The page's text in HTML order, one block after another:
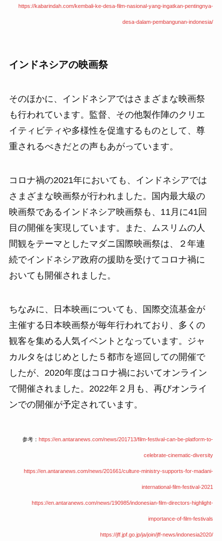
https://kabarindah.com/kembali-ke-desa-film-nasional-yang-ingatkan-pentingnya-
desa-dalam-pembangunan-indonesia/
インドネシアの映画祭
そのほかに、インドネシアではさまざまな映画祭
も行われています。監督、その他製作陣のクリエ
イティビティや多様性を促進するものとして、尊
重されるべきだとの声もあがっています。
コロナ禍の2021年においても、インドネシアでは
さまざまな映画祭が行われました。国内最大級の
映画祭であるインドネシア映画祭も、11月に41回
目の開催を実現しています。また、ムスリムの人
間観をテーマとしたマダニ国際映画祭は、２年連
続でインドネシア政府の援助を受けてコロナ禍に
おいても開催されました。
ちなみに、日本映画についても、国際交流基金が
主催する日本映画祭が毎年行われており、多くの
観客を集める人気イベントとなっています。ジャ
カルタをはじめとした５都市を巡回しての開催で
したが、2020年度はコロナ禍においてオンライン
で開催されました。2022年２月も、再びオンライ
ンでの開催が予定されています。
参考：https://en.antaranews.com/news/201713/film-festival-can-be-platform-to-
celebrate-cinematic-diversity
https://en.antaranews.com/news/201661/culture-ministry-supports-for-madani-
international-film-festival-2021
https://en.antaranews.com/news/190985/indonesian-film-directors-highlight-
importance-of-film-festivals
https://jff.jpf.go.jp/ja/join/jff-news/indonesia2020/